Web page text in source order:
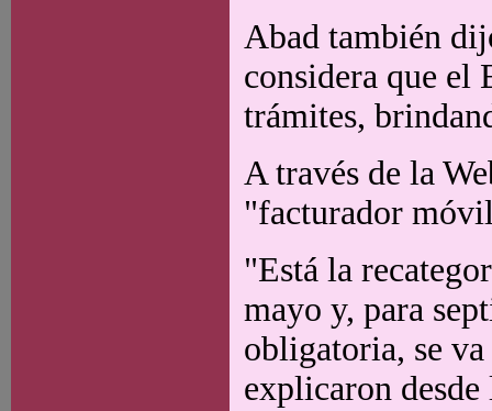
Abad también
considera que el
trámites,
A través de la
"facturador
"Está la
mayo y, para
obligatoria, se
explicaron desde